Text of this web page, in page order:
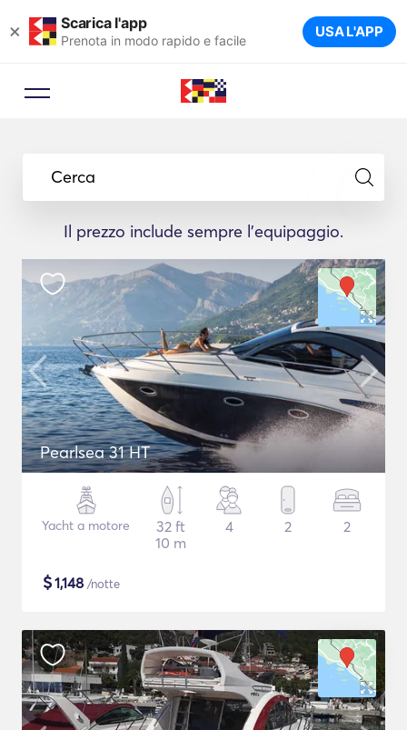
× Scarica l'app
Prenota in modo rapido e facile USA L'APP
Cerca
Il prezzo include sempre l'equipaggio.
Pearlsea 31 HT
Yacht a motore
32 ft
10 m
4 2 2
$1,148 /notte